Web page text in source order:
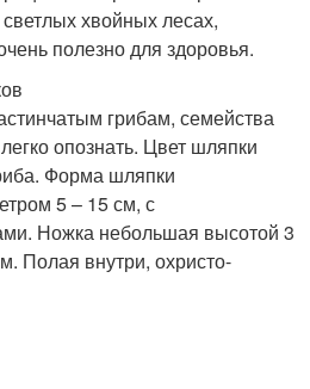
хвойных лесах,
полезно для здоровья.
грибам, семейства
опознать. Цвет шляпки
Форма шляпки
5 – 15 см, с
Ножка небольшая высотой 3
Полая внутри, охристо-